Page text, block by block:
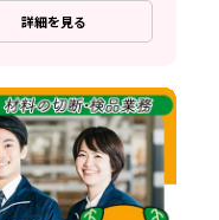
詳細を見る